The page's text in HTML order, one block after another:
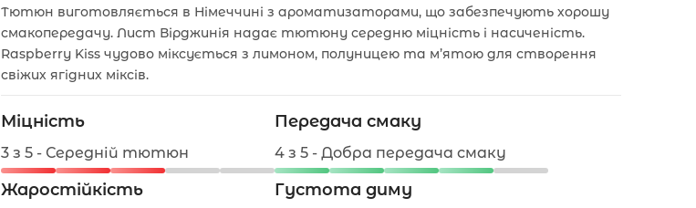
Тютюн виготовляється в Німеччині з ароматизаторами, що забезпечують хорошу
смакопередачу. Лист Вірджинія надає тютюну середню міцність і насиченість.
Raspberry Kiss чудово міксується з лимоном, полуницею та м’ятою для створення
свіжих ягідних міксів.
Міцність
3 з 5 - Середній тютюн
Передача смаку
4 з 5 - Добра передача смаку
Жаростійкість Густота диму